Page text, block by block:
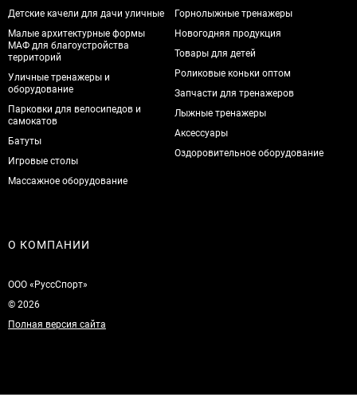
Детские качели для дачи уличные
Малые архитектурные формы
МАФ для благоустройства
территорий
Уличные тренажеры и
оборудование
Парковки для велосипедов и
самокатов
Батуты
Игровые столы
Массажное оборудование
Горнолыжные тренажеры
Новогодняя продукция
Товары для детей
Роликовые коньки оптом
Запчасти для тренажеров
Лыжные тренажеры
Аксессуары
Оздоровительное оборудование
О КОМПАНИИ
ООО «РуссСпорт»
© 2026
Полная версия сайта